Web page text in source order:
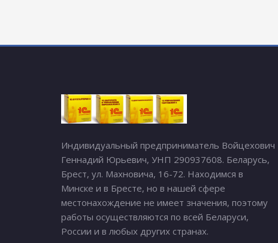
Индивидуальный предприниматель Войцехович
Геннадий Юрьевич, УНП 290937608. Беларусь,
Брест, ул. Махновича, 16-72. Находимся в
Минске и в Бресте, но в нашей сфере
местонахождение не имеет значения, поэтому
работы осуществляются по всей Беларуси,
России и в любых других странах.